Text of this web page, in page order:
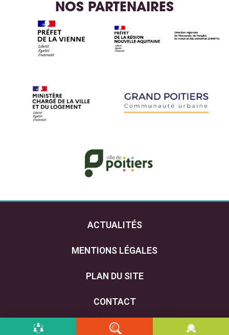
NOS PARTENAIRES
ACTUALITÉS
MENTIONS LÉGALES
PLAN DU SITE
CONTACT